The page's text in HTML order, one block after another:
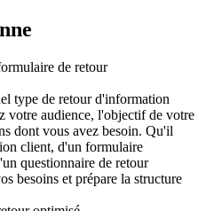
type de retour d'information
votre audience, l'objectif de votre
dont vous avez besoin. Qu'il
client, d'un formulaire
questionnaire de retour
besoins et prépare la structure